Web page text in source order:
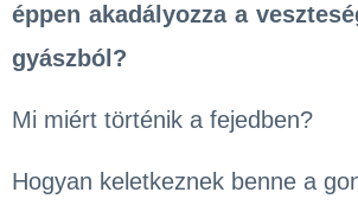
éppen akadályozza a
gyászból?
Mi miért történik a fejedben?
Hogyan keletkeznek benne a